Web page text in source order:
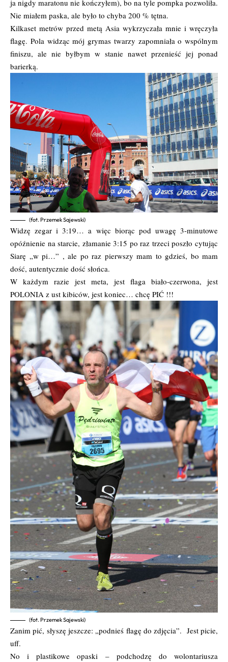
ja nigdy maratonu nie kończyłem), bo na tyle pompka pozwoliła.
Nie miałem paska, ale było to chyba 200 % tętna.
Kilkaset metrów przed metą Asia wykrzyczała mnie i wręczyła
flagę. Pola widząc mój grymas twarzy zapomniała o wspólnym
finiszu, ale nie byłbym w stanie nawet przenieść jej ponad
barierką.
(fot. Przemek Sajewski)
Widzę zegar i 3:19… a więc biorąc pod uwagę 3-minutowe
opóźnienie na starcie, złamanie 3:15 po raz trzeci poszło cytując
Siarę „w pi…” , ale po raz pierwszy mam to gdzieś, bo mam
dość, autentycznie dość słońca.
W każdym razie jest meta, jest flaga biało-czerwona, jest
POLONIA z ust kibiców, jest koniec… chcę PIĆ !!!
(fot. Przemek Sajewski)
Zanim pić, słyszę jeszcze: „podnieś flagę do zdjęcia”. Jest picie,
uff.
No i plastikowe opaski – podchodzę do wolontariusza